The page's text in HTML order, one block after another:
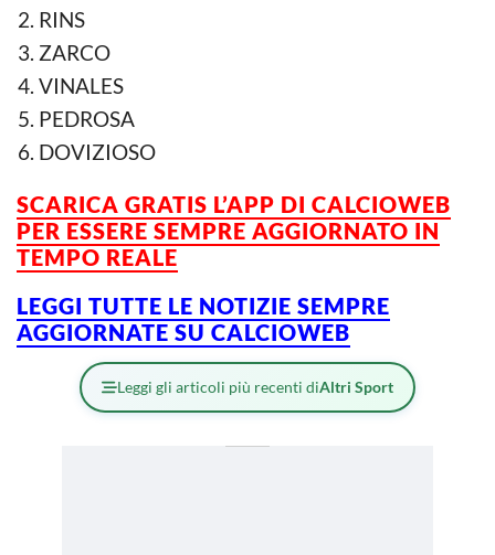
RINS
ZARCO
VINALES
PEDROSA
DOVIZIOSO
SCARICA GRATIS L’APP DI CALCIOWEB
PER ESSERE SEMPRE AGGIORNATO IN
TEMPO REALE
LEGGI TUTTE LE NOTIZIE SEMPRE
AGGIORNATE SU CALCIOWEB
Leggi gli articoli più recenti diAltri Sport